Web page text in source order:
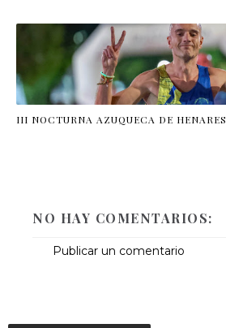
III NOCTURNA AZUQUECA DE HENARES
NO HAY COMENTARIOS:
Publicar un comentario